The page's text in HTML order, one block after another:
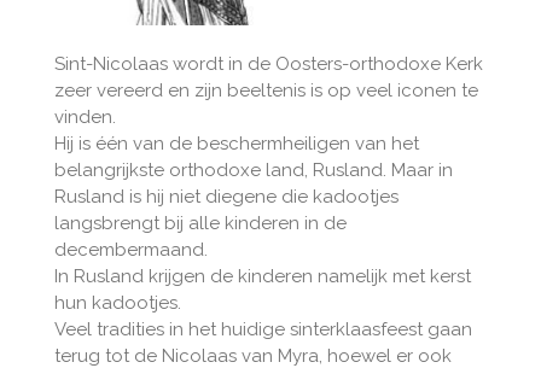
Sint-Nicolaas wordt in de Oosters-orthodoxe Kerk
zeer vereerd en zijn beeltenis is op veel iconen te
vinden.
Hij is één van de beschermheiligen van het
belangrijkste orthodoxe land, Rusland. Maar in
Rusland is hij niet diegene die kadootjes
langsbrengt bij alle kinderen in de
decembermaand.
In Rusland krijgen de kinderen namelijk met kerst
hun kadootjes.
Veel tradities in het huidige sinterklaasfeest gaan
terug tot de Nicolaas van Myra, hoewel er ook